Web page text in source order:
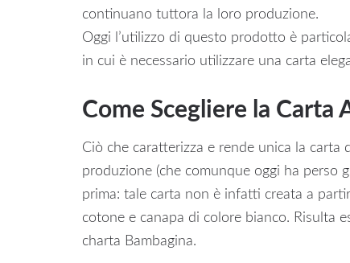
continuano tuttora la loro produzione.
Oggi l’utilizzo di questo prodotto è
in cui è necessario utilizzare una carta
Come Scegliere la Carta
Ciò che caratterizza e rende unica la
produzione (che comunque oggi ha perso
prima: tale carta non è infatti creata a
cotone e canapa di colore bianco. Risulta
charta Bambagina.